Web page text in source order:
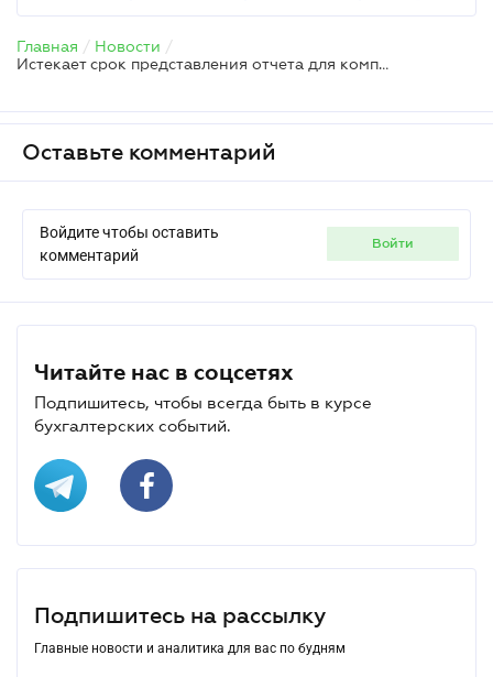
Главная / Новости /
Истекает срок представления отчета для компенсационных выплат мобилизованным
Оставьте комментарий
Войдите чтобы оставить
комментарий
войти
Читайте нас в соцсетях
Подпишитесь, чтобы всегда быть в курсе
бухгалтерских событий.
Подпишитесь на рассылку
Главные новости и аналитика для вас по будням